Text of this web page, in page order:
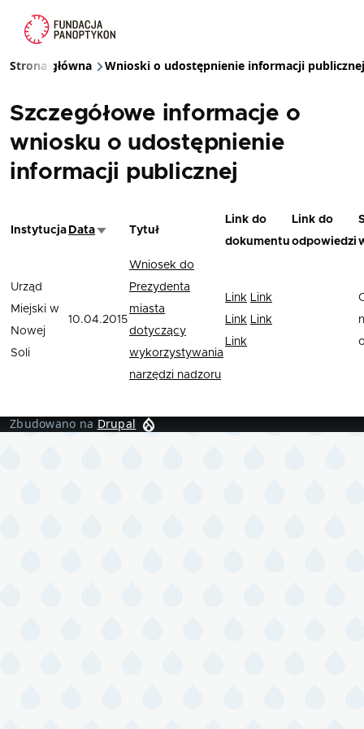
Ścieżka nawigacyjna
Strona główna Wnioski o udostępnienie informacji publicznej
Szczegółowe informacje o
wniosku o udostępnienie
informacji publicznej
Instytucja DataSortuj rosnąco
Tytuł
Link do
dokumentu
Link do
odpowiedzi
Urząd
Miejski w
Nowej
Soli
10.04.2015
Wniosek do
Prezydenta
miasta
dotyczący
wykorzystywania
narzędzi nadzoru
Link Link
Link Link
Link
Zbudowano na Drupal